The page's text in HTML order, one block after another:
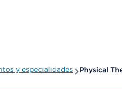
y especialidades Physical